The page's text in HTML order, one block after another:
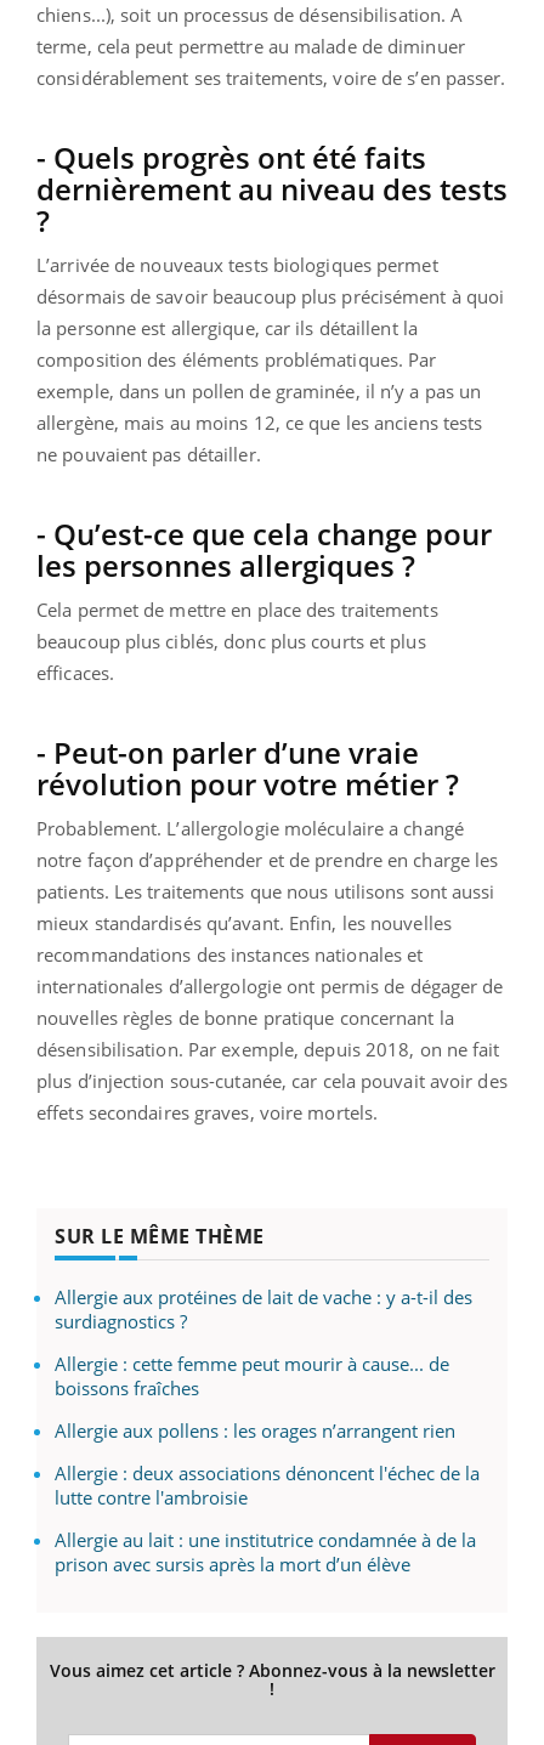
chiens...), soit un processus de désensibilisation. A
terme, cela peut permettre au malade de diminuer
considérablement ses traitements, voire de s’en passer.
- Quels progrès ont été faits
dernièrement au niveau des tests
?
L’arrivée de nouveaux tests biologiques permet
désormais de savoir beaucoup plus précisément à quoi
la personne est allergique, car ils détaillent la
composition des éléments problématiques. Par
exemple, dans un pollen de graminée, il n’y a pas un
allergène, mais au moins 12, ce que les anciens tests
ne pouvaient pas détailler.
- Qu’est-ce que cela change pour
les personnes allergiques ?
Cela permet de mettre en place des traitements
beaucoup plus ciblés, donc plus courts et plus
efficaces.
- Peut-on parler d’une vraie
révolution pour votre métier ?
Probablement. L’allergologie moléculaire a changé
notre façon d’appréhender et de prendre en charge les
patients. Les traitements que nous utilisons sont aussi
mieux standardisés qu’avant. Enfin, les nouvelles
recommandations des instances nationales et
internationales d’allergologie ont permis de dégager de
nouvelles règles de bonne pratique concernant la
désensibilisation. Par exemple, depuis 2018, on ne fait
plus d’injection sous-cutanée, car cela pouvait avoir des
effets secondaires graves, voire mortels.
SUR LE MÊME THÈME
Allergie aux protéines de lait de vache : y a-t-il des
surdiagnostics ?
Allergie : cette femme peut mourir à cause... de
boissons fraîches
Allergie aux pollens : les orages n’arrangent rien
Allergie : deux associations dénoncent l'échec de la
lutte contre l'ambroisie
Allergie au lait : une institutrice condamnée à de la
prison avec sursis après la mort d’un élève
Vous aimez cet article ? Abonnez-vous à la newsletter
!